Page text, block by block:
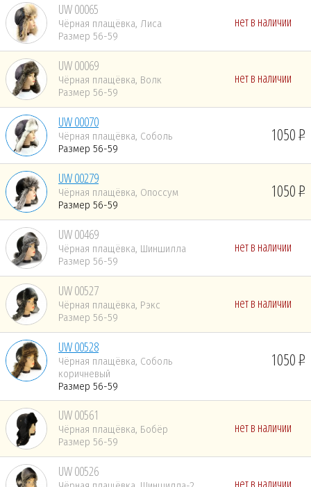
UW 00065
Чёрная плащёвка, Лиса
Размер 56-59
нет в наличии
UW 00069
Чёрная плащёвка, Волк
Размер 56-59
нет в наличии
UW 00070
Чёрная плащёвка, Соболь
Размер 56-59
1050
UW 00279
Чёрная плащёвка, Опоссум
Размер 56-59
1050
UW 00469
Чёрная плащёвка, Шиншилла
Размер 56-59
нет в наличии
UW 00527
Чёрная плащёвка, Рэкс
Размер 56-59
нет в наличии
UW 00528
Чёрная плащёвка, Соболь
коричневый
Размер 56-59
1050
UW 00561
Чёрная плащёвка, Бобёр
Размер 56-59
нет в наличии
UW 00526
нет в наличии